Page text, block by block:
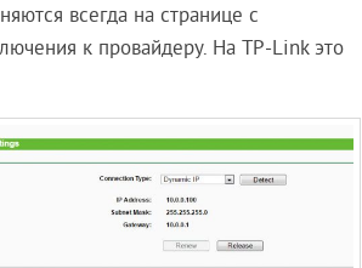
всегда на странице с
к провайдеру. На TP-Link это